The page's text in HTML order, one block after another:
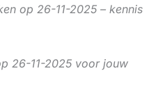
op 26-11-2025 – kennis
26-11-2025 voor jouw